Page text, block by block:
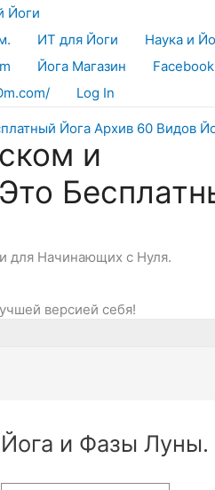
Йоги
ИТ для Йоги
Наука и
Йога Магазин
Facebook
Log In
и
для Начинающих с Нуля.
версией себя!
Йога и Фазы Луны.